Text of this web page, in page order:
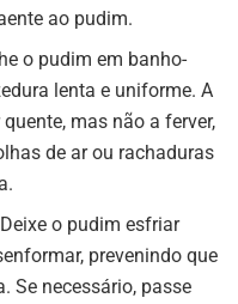
ao pudim.
o pudim em banho-
lenta e uniforme. A
mas não a ferver,
de ar ou rachaduras
Deixe o pudim esfriar
prevenindo que
Se necessário, passe